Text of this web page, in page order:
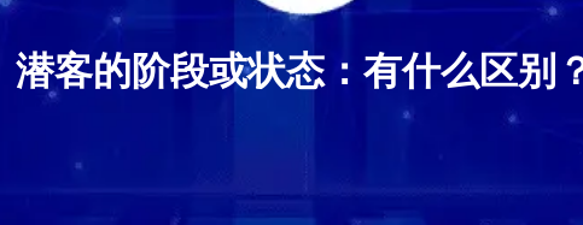
潜客的阶段或状态：有什么区别